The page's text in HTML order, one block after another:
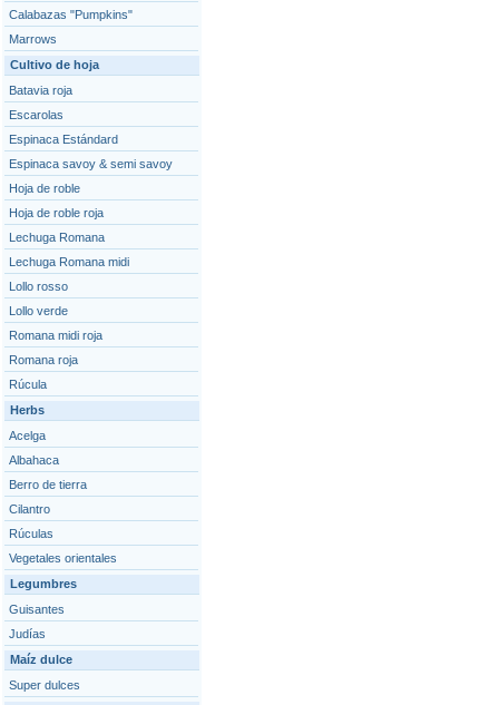
Calabazas "Pumpkins"
Marrows
Cultivo de hoja
Batavia roja
Escarolas
Espinaca Estándard
Espinaca savoy & semi savoy
Hoja de roble
Hoja de roble roja
Lechuga Romana
Lechuga Romana midi
Lollo rosso
Lollo verde
Romana midi roja
Romana roja
Rúcula
Herbs
Acelga
Albahaca
Berro de tierra
Cilantro
Rúculas
Vegetales orientales
Legumbres
Guisantes
Judías
Maíz dulce
Super dulces